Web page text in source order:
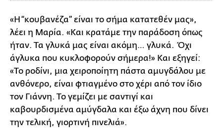
«Η “κουβανέζα” είναι το σήμα κατατεθέν μας»,
λέει η Μαρία. «Και κρατάμε την παράδοση όπως
ήταν. Τα γλυκά μας είναι ακόμη… γλυκά. Όχι
άγλυκα που κυκλοφορούν σήμερα!» Και εξηγεί:
«Το ροδίνι, μια χειροποίητη πάστα αμυγδάλου με
ανθόνερο, είναι φτιαγμένο στο χέρι από τον ίδιο
τον Γιάννη. Το γεμίζει με σαντιγί και
καβουρδισμένα αμύγδαλα και έξω άχνη που δίνει
την τελική, γιορτινή πινελιά».